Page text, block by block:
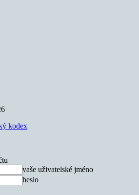
kodex
vaše uživatelské jméno
heslo